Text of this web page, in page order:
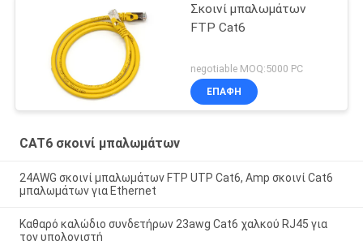
Σκοινί μπαλωμάτων
FTP Cat6
negotiable MOQ:5000 PC
ΕΠΑΦΉ
CAT6 σκοινί μπαλωμάτων
24AWG σκοινί μπαλωμάτων FTP UTP Cat6, Amp σκοινί Cat6
μπαλωμάτων για Ethernet
Καθαρό καλώδιο συνδετήρων 23awg Cat6 χαλκού RJ45 για
τον υπολογιστή